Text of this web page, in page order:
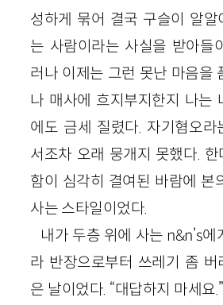
성하게 묶어 결국 구슬이 알알
는 사람이라는 사실을 받아들
러나 이제는 그런 못난 마음을
나 매사에 흐지부지한지 나는
에도 금세 질렸다. 자기혐오라
서조차 오래 뭉개지 못했다.
함이 심각히 결여된 바람에 본
사는 스타일이었다.
내가 두층 위에 사는 n&n’s에
라 반장으로부터 쓰레기 좀 버
은 날이었다. “대답하지 마세요